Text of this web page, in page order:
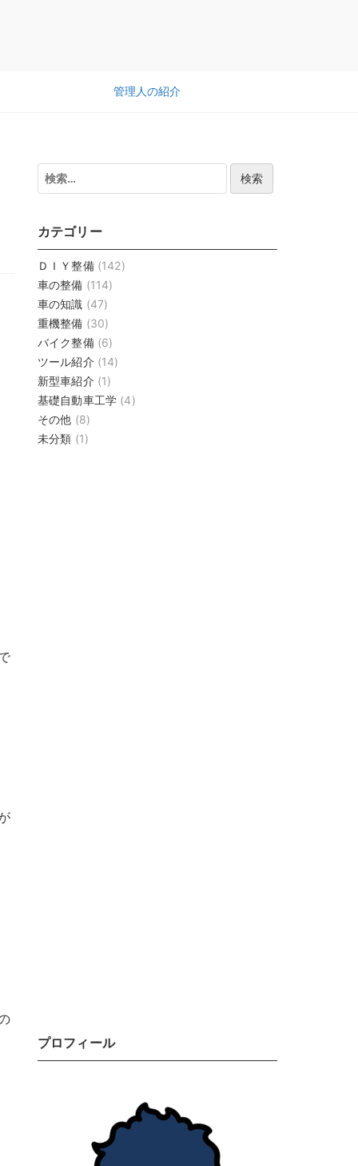
管理人の紹介
検
索:
カテゴリー
ＤＩＹ整備(142)
車の整備 (114)
車の知識 (47)
重機整備 (30)
バイク整備(6)
ツール紹介 (14)
新型車紹介 (1)
基礎自動車工学 (4)
その他 (8)
未分類 (1)
プロフィール